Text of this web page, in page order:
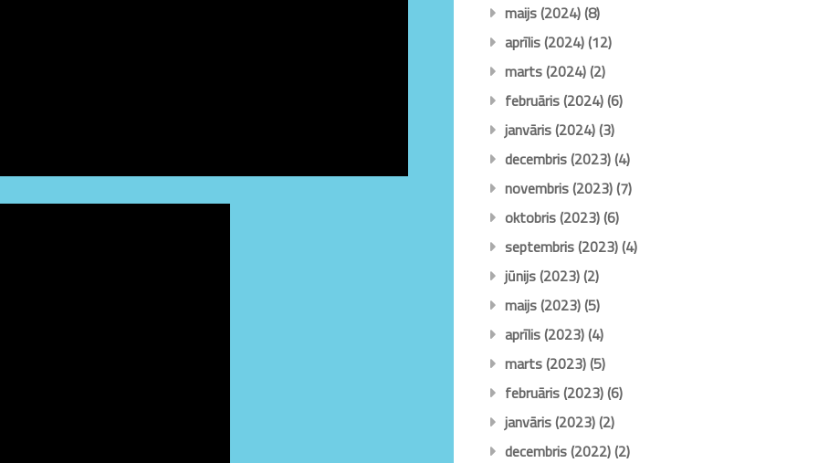
maijs (2024)(8)
aprīlis (2024)(12)
marts (2024)(2)
februāris (2024)(6)
janvāris (2024)(3)
decembris (2023)(4)
novembris (2023)(7)
oktobris (2023)(6)
septembris (2023)(4)
jūnijs (2023)(2)
maijs (2023)(5)
aprīlis (2023)(4)
marts (2023)(5)
februāris (2023)(6)
janvāris (2023)(2)
decembris (2022)(2)